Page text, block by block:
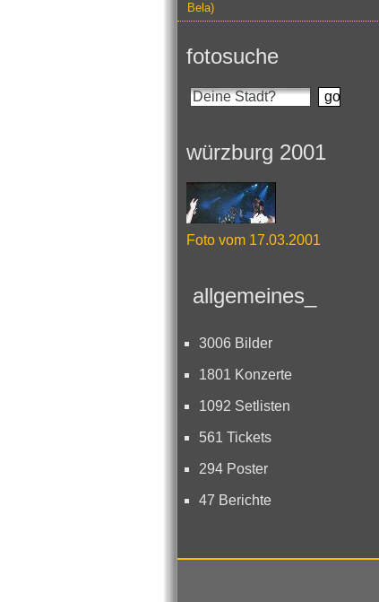
Bela)
fotosuche
würzburg 2001
Foto vom 17.03.2001
allgemeines_
3006 Bilder
1801 Konzerte
1092 Setlisten
561 Tickets
294 Poster
47 Berichte